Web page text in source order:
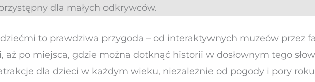
dla małych odkrywców.
to prawdziwa przygoda – od interaktywnych muzeów przez
aż po miejsca, gdzie można dotknąć historii w dosłownym tego
dla dzieci w każdym wieku, niezależnie od pogody i pory